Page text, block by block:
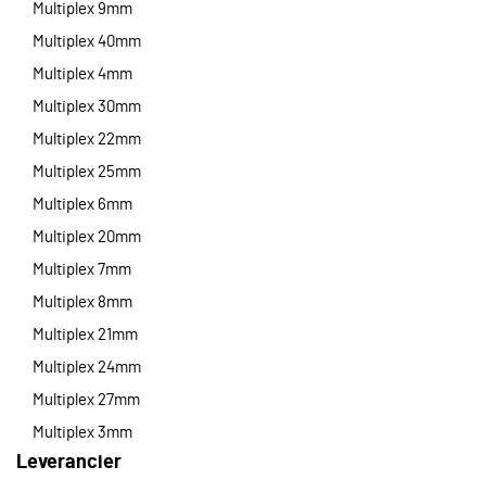
Multiplex 9mm
Multiplex 40mm
Multiplex 4mm
Multiplex 30mm
Multiplex 22mm
Multiplex 25mm
Multiplex 6mm
Multiplex 20mm
Multiplex 7mm
Multiplex 8mm
Multiplex 21mm
Multiplex 24mm
Multiplex 27mm
Multiplex 3mm
Leverancier